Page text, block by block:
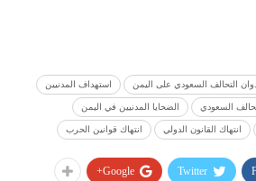
استهداف المدنيين
السعودي الضحايا المدنيين في اليمن
انتهاك القانون الدولي انتهاك قوانين الحرب
Twitter
Google+